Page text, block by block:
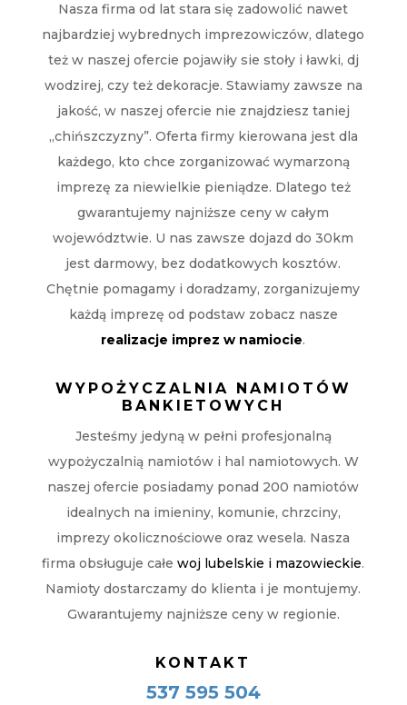
Nasza firma od lat stara się zadowolić nawet
najbardziej wybrednych imprezowiczów, dlatego
też w naszej ofercie pojawiły sie stoły i ławki, dj
wodzirej, czy też dekoracje. Stawiamy zawsze na
jakość, w naszej ofercie nie znajdziesz taniej
„chińszczyzny”. Oferta firmy kierowana jest dla
każdego, kto chce zorganizować wymarzoną
imprezę za niewielkie pieniądze. Dlatego też
gwarantujemy najniższe ceny w całym
województwie. U nas zawsze dojazd do 30km
jest darmowy, bez dodatkowych kosztów.
Chętnie pomagamy i doradzamy, zorganizujemy
każdą imprezę od podstaw zobacz nasze
realizacje imprez w namiocie.
WYPOŻYCZALNIA NAMIOTÓW
BANKIETOWYCH
Jesteśmy jedyną w pełni profesjonalną
wypożyczalnią namiotów i hal namiotowych. W
naszej ofercie posiadamy ponad 200 namiotów
idealnych na imieniny, komunie, chrzciny,
imprezy okolicznościowe oraz wesela. Nasza
firma obsługuje całewoj lubelskie i mazowieckie.
Namioty dostarczamy do klienta i je montujemy.
Gwarantujemy najniższe ceny w regionie.
KONTAKT
537 595 504